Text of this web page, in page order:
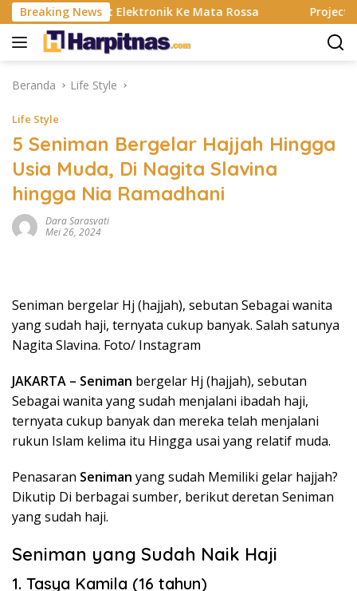
Langsung
ke
konten
Breaking News
Alat Elektronik Ke Mata Rossa Project Pop
Beranda Life Style
Life Style
5 Seniman Bergelar Hajjah Hingga
Usia Muda, Di Nagita Slavina
hingga Nia Ramadhani
Dara Sarasvati
Mei 26, 2024
Seniman bergelar Hj (hajjah), sebutan Sebagai wanita
yang sudah haji, ternyata cukup banyak. Salah satunya
Nagita Slavina. Foto/ Instagram
JAKARTA – Seniman bergelar Hj (hajjah), sebutan
Sebagai wanita yang sudah menjalani ibadah haji,
ternyata cukup banyak dan mereka telah menjalani
rukun Islam kelima itu Hingga usai yang relatif muda.
Penasaran Seniman yang sudah Memiliki gelar hajjah?
Dikutip Di berbagai sumber, berikut deretan Seniman
yang sudah haji.
Seniman yang Sudah Naik Haji
1. Tasya Kamila (16 tahun)